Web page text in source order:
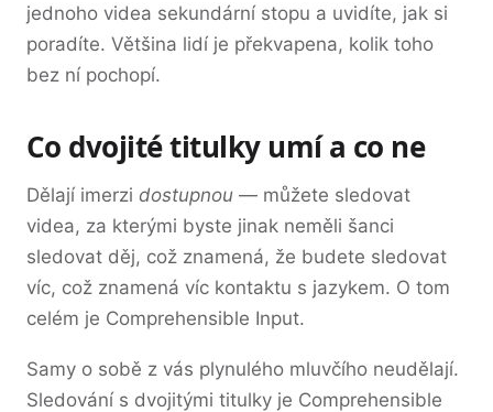
jednoho videa sekundární stopu a uvidíte, jak si
poradíte. Většina lidí je překvapena, kolik toho
bez ní pochopí.
Co dvojité titulky umí a co ne
Dělají imerzi dostupnou — můžete sledovat
videa, za kterými byste jinak neměli šanci
sledovat děj, což znamená, že budete sledovat
víc, což znamená víc kontaktu s jazykem. O tom
celém je Comprehensible Input.
Samy o sobě z vás plynulého mluvčího neudělají.
Sledování s dvojitými titulky je Comprehensible